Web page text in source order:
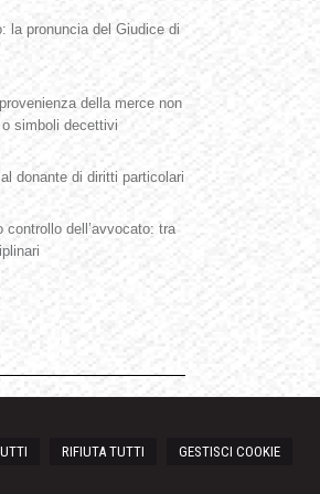
RIFIUTA TUTTI GESTISCI COOKIE
la pronuncia del Giudice di
della merce non
simboli decettivi
donante di diritti particolari
dell’avvocato: tra